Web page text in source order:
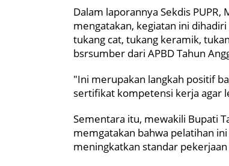
Dalam laporannya Sekdis PUPR,
mengatakan, kegiatan ini
tukang cat, tukang keramik,
bsrsumber dari APBD Tahun
"Ini merupakan langkah positif
sertifikat kompetensi kerja agar
Sementara itu, mewakili Bupati
memgatakan bahwa pelatihan
meningkatkan standar